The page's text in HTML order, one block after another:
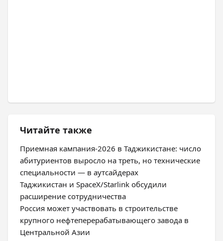
Читайте также
Приемная кампания-2026 в Таджикистане: число
абитуриентов выросло на треть, но технические
специальности — в аутсайдерах
Таджикистан и SpaceX/Starlink обсудили
расширение сотрудничества
Россия может участвовать в строительстве
крупного нефтеперерабатывающего завода в
Центральной Азии